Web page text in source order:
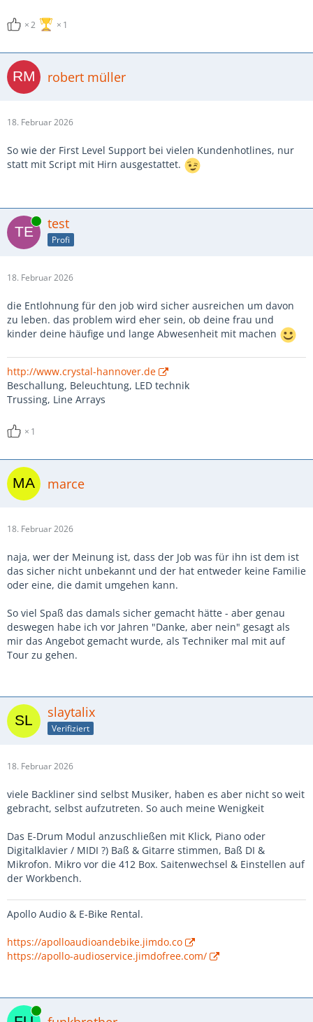
2 1
robert müller
18. Februar 2026
So wie der First Level Support bei vielen Kundenhotlines, nur
statt mit Script mit Hirn ausgestattet.
Online test
Profi
18. Februar 2026
die Entlohnung für den job wird sicher ausreichen um davon
zu leben. das problem wird eher sein, ob deine frau und
kinder deine häufige und lange Abwesenheit mit machen
http://www.crystal-hannover.de
Beschallung, Beleuchtung, LED technik
Trussing, Line Arrays
1
marce
18. Februar 2026
naja, wer der Meinung ist, dass der Job was für ihn ist dem ist
das sicher nicht unbekannt und der hat entweder keine Familie
oder eine, die damit umgehen kann.
So viel Spaß das damals sicher gemacht hätte - aber genau
deswegen habe ich vor Jahren "Danke, aber nein" gesagt als
mir das Angebot gemacht wurde, als Techniker mal mit auf
Tour zu gehen.
slaytalix
Verifiziert
18. Februar 2026
viele Backliner sind selbst Musiker, haben es aber nicht so weit
gebracht, selbst aufzutreten. So auch meine Wenigkeit
Das E-Drum Modul anzuschließen mit Klick, Piano oder
Digitalklavier / MIDI ?) Baß & Gitarre stimmen, Baß DI &
Mikrofon. Mikro vor die 412 Box. Saitenwechsel & Einstellen auf
der Workbench.
Apollo Audio & E-Bike Rental.
https://apolloaudioandebike.jimdo.co
https://apollo-audioservice.jimdofree.com/
Online